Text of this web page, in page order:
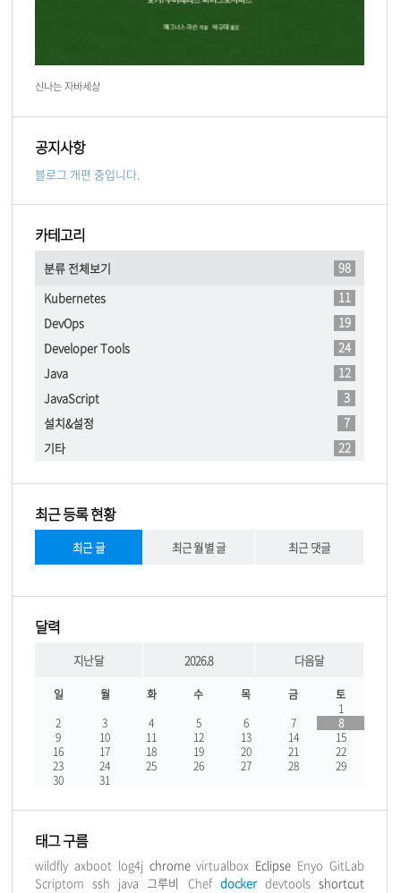
신나는 자바세상
공지사항
블로그 개편 중입니다.
카테고리
분류 전체보기
98
Kubernetes
11
DevOps
19
Developer Tools
24
Java
12
JavaScript
3
설치&설정
7
기타
22
최근 등록 현황
최근 글 최근 월별 글 최근 댓글
달력
지난달 2026.8 다음달
일 월 화 수 목 금
토
1
2
3 4 5 6 7
8
9
10 11 12 13 14
15
16
17 18 19 20 21
22
23
24 25 26 27 28
29
30
31
태그 구름
wildfly axboot log4j chrome virtualbox Eclipse Enyo GitLab
Scriptom ssh java 그루비 Chef docker devtools shortcut